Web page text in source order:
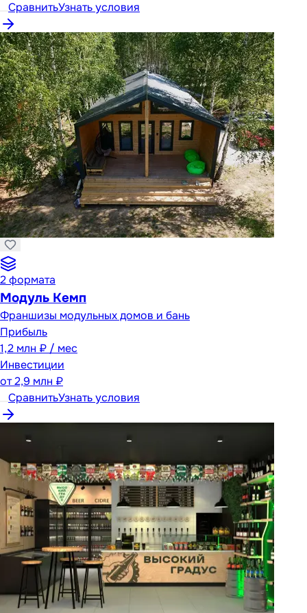
СравнитьУзнать условия
2формата
Модуль Кемп
Франшизы модульных домов и бань
Прибыль
1,2 млн ₽ / мес
Инвестиции
от2,9 млн ₽
СравнитьУзнать условия